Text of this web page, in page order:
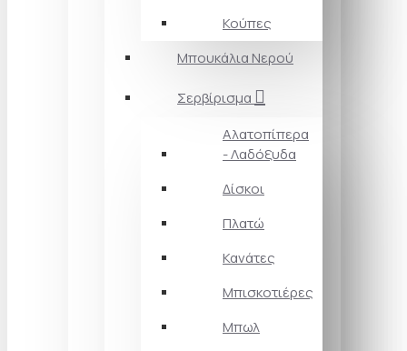
Κούπες
Μπουκάλια Νερού
Σερβίρισμα
Αλατοπίπερα
- Λαδόξυδα
Δίσκοι
Πλατώ
Κανάτες
Μπισκοτιέρες
Μπωλ